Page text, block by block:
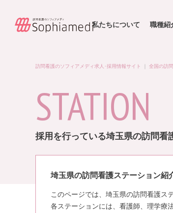
私たちについて 職種紹
訪問看護のソフィアメディ求人･採用情報サイト 全国の訪
STATION
採用を行っている埼玉県の訪問看
埼玉県の訪問看護ステーション紹
このページでは、埼玉県の訪問看護ス
各ステーションには、看護師、理学療